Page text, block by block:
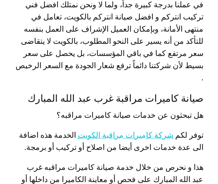
في عملنا بدرجة كبيرة جداً، ولما لا ونحن نمتلك افضل فني
تركيب انتركم و افضل صيانة انتركم بالكويت، تعامل في
منتهى الأمانة، وبإمكان العميل الإشراف على العمل بنفسه
للتأكد من أنه يسير على النحو المطلوب، بالكويت لا يتقاضى
سعر مرتفع كما في باقي المؤسسات، بل يحصل على سعر
بسيط لأن شركتنا دائماً ترفع شعار الجودة مع السعر الرخيص
.
صيانة كاميرات مراقبة غرب عبد الله المبارك
هل تبحثون عن خدمات صيانة كاميرات مراقبه؟
توفر لكم شركة كاميرات مراقبة الكويت الخدمة هذه اضافة
الى عدة خدمات اخرى أيضا من اصلاح أو تركيب أو برمجة.
هذا و نحرص من خلال خدمة صيانة كاميرات مراقبه غرب
عبد الله المبارك على فحص أو معاينة الكاميرا من داخلها أو